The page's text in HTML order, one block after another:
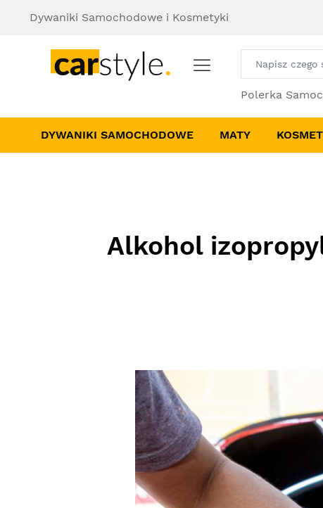
Dywaniki Samochodowe i Kosmetyki
Polerka
DYWANIKI SAMOCHODOWE MATY
Alkohol